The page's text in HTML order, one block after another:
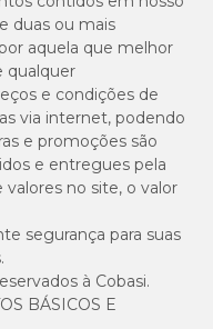
duas ou mais
aquela que melhor
qualquer
e condições de
via internet, podendo
e promoções são
e entregues pela
valores no site, o valor
segurança para suas
à Cobasi.
BÁSICOS E